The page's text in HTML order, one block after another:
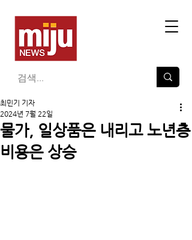
물가, 일상품은 내리고 노년층
비용은 상승
최민기 기자
2024년 7월 22일